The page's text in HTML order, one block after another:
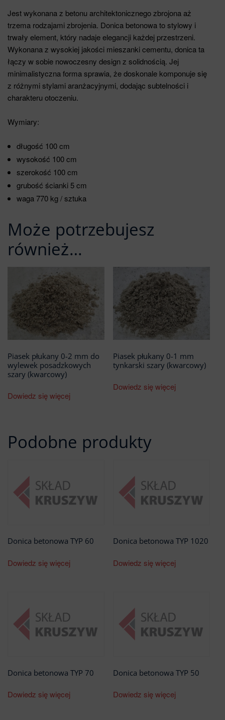
Jest wykonana z betonu architektonicznego zbrojona aż
trzema rodzajami zbrojenia. Donica betonowa to stylowy i
trwały element, który nadaje elegancji każdej przestrzeni.
Wykonana z wysokiej jakości mieszanki cementu, donica ta
łączy w sobie nowoczesny design z solidnością. Jej
minimalistyczna forma sprawia, że doskonale komponuje się
z różnymi stylami aranżacyjnymi, dodając subtelności i
charakteru otoczeniu.
Wymiary:
długość 100 cm
wysokość 100 cm
szerokość 100 cm
grubość ścianki 5 cm
waga 770 kg / sztuka
Może potrzebujesz
również…
Piasek płukany 0-2 mm do
wylewek posadzkowych
szary (kwarcowy)
Dowiedz się więcej
Piasek płukany 0-1 mm
tynkarski szary (kwarcowy)
Dowiedz się więcej
Podobne produkty
Donica betonowa TYP 60
Dowiedz się więcej
Donica betonowa TYP 1020
Dowiedz się więcej
Donica betonowa TYP 70
Dowiedz się więcej
Donica betonowa TYP 50
Dowiedz się więcej